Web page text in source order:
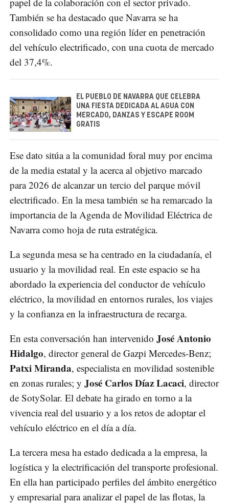
También se ha destacado que Navarra se ha
consolidado como una región líder en penetración
del vehículo electrificado, con una cuota de mercado
del 37,4%.
EL PUEBLO DE NAVARRA QUE CELEBRA
UNA FIESTA DEDICADA AL AGUA CON
MERCADO, DANZAS Y ESCAPE ROOM
GRATIS
Ese dato sitúa a la comunidad foral muy por encima
de la media estatal y la acerca al objetivo marcado
para 2026 de alcanzar un tercio del parque móvil
electrificado. En la mesa también se ha remarcado la
importancia de la Agenda de Movilidad Eléctrica de
Navarra como hoja de ruta estratégica.
La segunda mesa se ha centrado en la ciudadanía, el
usuario y la movilidad real. En este espacio se ha
abordado la experiencia del conductor de vehículo
eléctrico, la movilidad en entornos rurales, los viajes
y la confianza en la infraestructura de recarga.
En esta conversación han intervenido José Antonio
Hidalgo, director general de Gazpi Mercedes-Benz;
Patxi Miranda, especialista en movilidad sostenible
en zonas rurales; y José Carlos Díaz Lacaci, director
de SotySolar. El debate ha girado en torno a la
vivencia real del usuario y a los retos de adoptar el
vehículo eléctrico en el día a día.
La tercera mesa ha estado dedicada a la empresa, la
logística y la electrificación del transporte profesional.
En ella han participado perfiles del ámbito energético
y empresarial para analizar el papel de las flotas, la